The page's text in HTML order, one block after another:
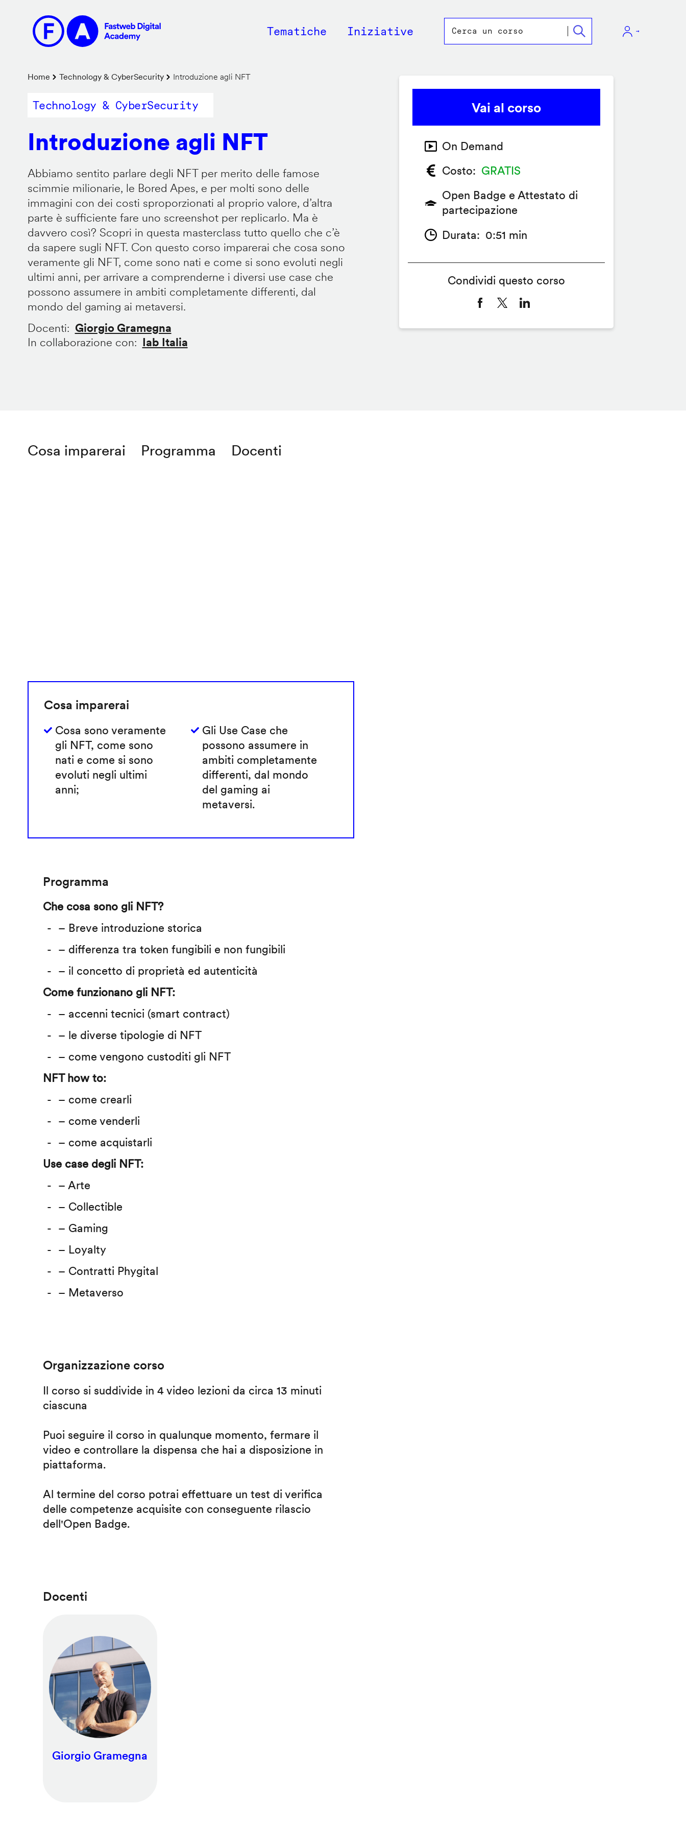
contenuto
principale
Main
Tematiche Iniziative
Briciole
di
Home Technology & CyberSecurity Introduzione agli NFT
Technology & CyberSecurity
Introduzione agli NFT
Abbiamo sentito parlare degli NFT per merito delle famose
scimmie milionarie, le Bored Apes, e per molti sono delle
immagini con dei costi sproporzionati al proprio valore, d’altra
parte è sufficiente fare uno screenshot per replicarlo. Ma è
davvero così? Scopri in questa masterclass tutto quello che c’è
da sapere sugli NFT. Con questo corso imparerai che cosa sono
veramente gli NFT, come sono nati e come si sono evoluti negli
ultimi anni, per arrivare a comprenderne i diversi use case che
possono assumere in ambiti completamente differenti, dal
mondo del gaming ai metaversi.
Docenti
Giorgio Gramegna
In collaborazione con
Iab Italia
Cosa imparerai Programma Docenti
Cosa imparerai
Cosa sono veramente
gli NFT, come sono
nati e come si sono
evoluti negli ultimi
anni;
Gli Use Case che
possono assumere in
ambiti completamente
differenti, dal mondo
del gaming ai
metaversi.
Programma
Che cosa sono gli NFT?
– Breve introduzione storica
– differenza tra token fungibili e non fungibili
– il concetto di proprietà ed autenticità
Come funzionano gli NFT:
– accenni tecnici (smart contract)
– le diverse tipologie di NFT
– come vengono custoditi gli NFT
NFT how to:
– come crearli
– come venderli
– come acquistarli
Use case degli NFT:
– Arte
– Collectible
– Gaming
– Loyalty
– Contratti Phygital
– Metaverso
Organizzazione corso
Il corso si suddivide in 4 video lezioni da circa 13 minuti
ciascuna
Puoi seguire il corso in qualunque momento, fermare il
video e controllare la dispensa che hai a disposizione in
piattaforma.
Al termine del corso potrai effettuare un test di verifica
delle competenze acquisite con conseguente rilascio
dell'Open Badge.
Docenti
Giorgio Gramegna
Vai al corso
On Demand
Costo
GRATIS
Open Badge e Attestato di
partecipazione
Durata
0:51 min
Condividi questo corso